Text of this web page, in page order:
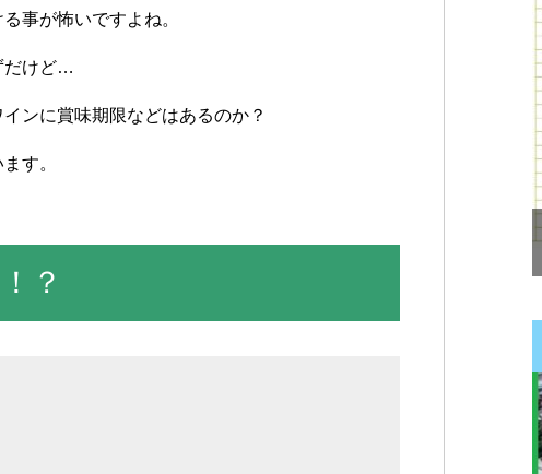
事が怖いですよね。
だけど…
ンに賞味期限などはあるのか？
す。
？